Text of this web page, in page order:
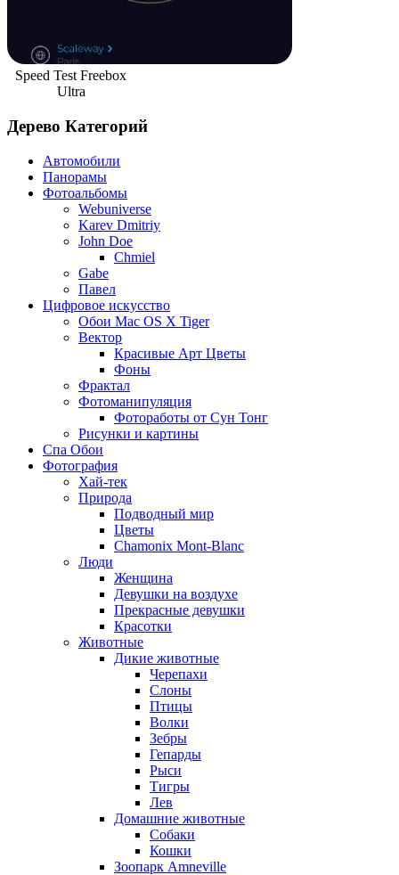
Speed Test Freebox
Ultra
Дерево Категорий
Автомобили
Панорамы
Фотоальбомы
Webuniverse
Karev Dmitriy
John Doe
Chmiel
Gabe
Павел
Цифровое искусство
Обои Mac OS X Tiger
Вектор
Красивые Арт Цветы
Фоны
Фрактал
Фотоманипуляция
Фотоработы от Сун Тонг
Рисунки и картины
Спа Обои
Фотография
Хай-тек
Природа
Подводный мир
Цветы
Chamonix Mont-Blanc
Люди
Женщина
Девушки на воздухе
Прекрасные девушки
Красотки
Животные
Дикие животные
Черепахи
Слоны
Птицы
Волки
Зебры
Гепарды
Рыси
Тигры
Лев
Домашние животные
Собаки
Кошки
Зоопарк Amneville